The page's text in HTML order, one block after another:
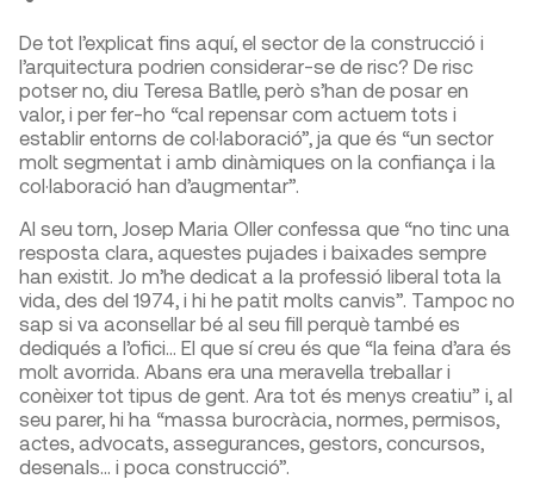
De tot l’explicat fins aquí, el sector de la construcció i
l’arquitectura podrien considerar-se de risc? De risc
potser no, diu Teresa Batlle, però s’han de posar en
valor, i per fer-ho “cal repensar com actuem tots i
establir entorns de col·laboració”, ja que és “un sector
molt segmentat i amb dinàmiques on la confiança i la
col·laboració han d’augmentar”.
Al seu torn, Josep Maria Oller confessa que “no tinc una
resposta clara, aquestes pujades i baixades sempre
han existit. Jo m’he dedicat a la professió liberal tota la
vida, des del 1974, i hi he patit molts canvis”. Tampoc no
sap si va aconsellar bé al seu fill perquè també es
dediqués a l’ofici… El que sí creu és que “la feina d’ara és
molt avorrida. Abans era una meravella treballar i
conèixer tot tipus de gent. Ara tot és menys creatiu” i, al
seu parer, hi ha “massa burocràcia, normes, permisos,
actes, advocats, assegurances, gestors, concursos,
desenals… i poca construcció”.